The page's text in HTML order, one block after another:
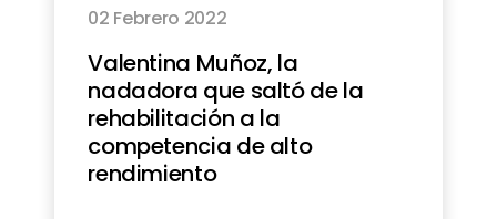
02 Febrero 2022
Valentina Muñoz, la
nadadora que saltó de la
rehabilitación a la
competencia de alto
rendimiento